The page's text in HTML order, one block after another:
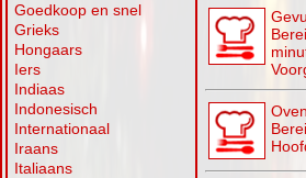
Goedkoop en snel
Grieks
Hongaars
Iers
Indiaas
Indonesisch
Internationaal
Iraans
Italiaans